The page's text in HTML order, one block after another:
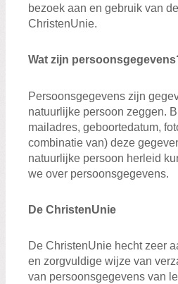
bezoek aan en gebruik van
ChristenUnie.
Wat zijn
Persoonsgegevens zijn
natuurlijke persoon zeggen.
mailadres, geboortedatum,
combinatie van) deze
natuurlijke persoon herleid
we over persoonsgegevens.
De ChristenUnie
De ChristenUnie hecht zeer
en zorgvuldige wijze van
van persoonsgegevens van